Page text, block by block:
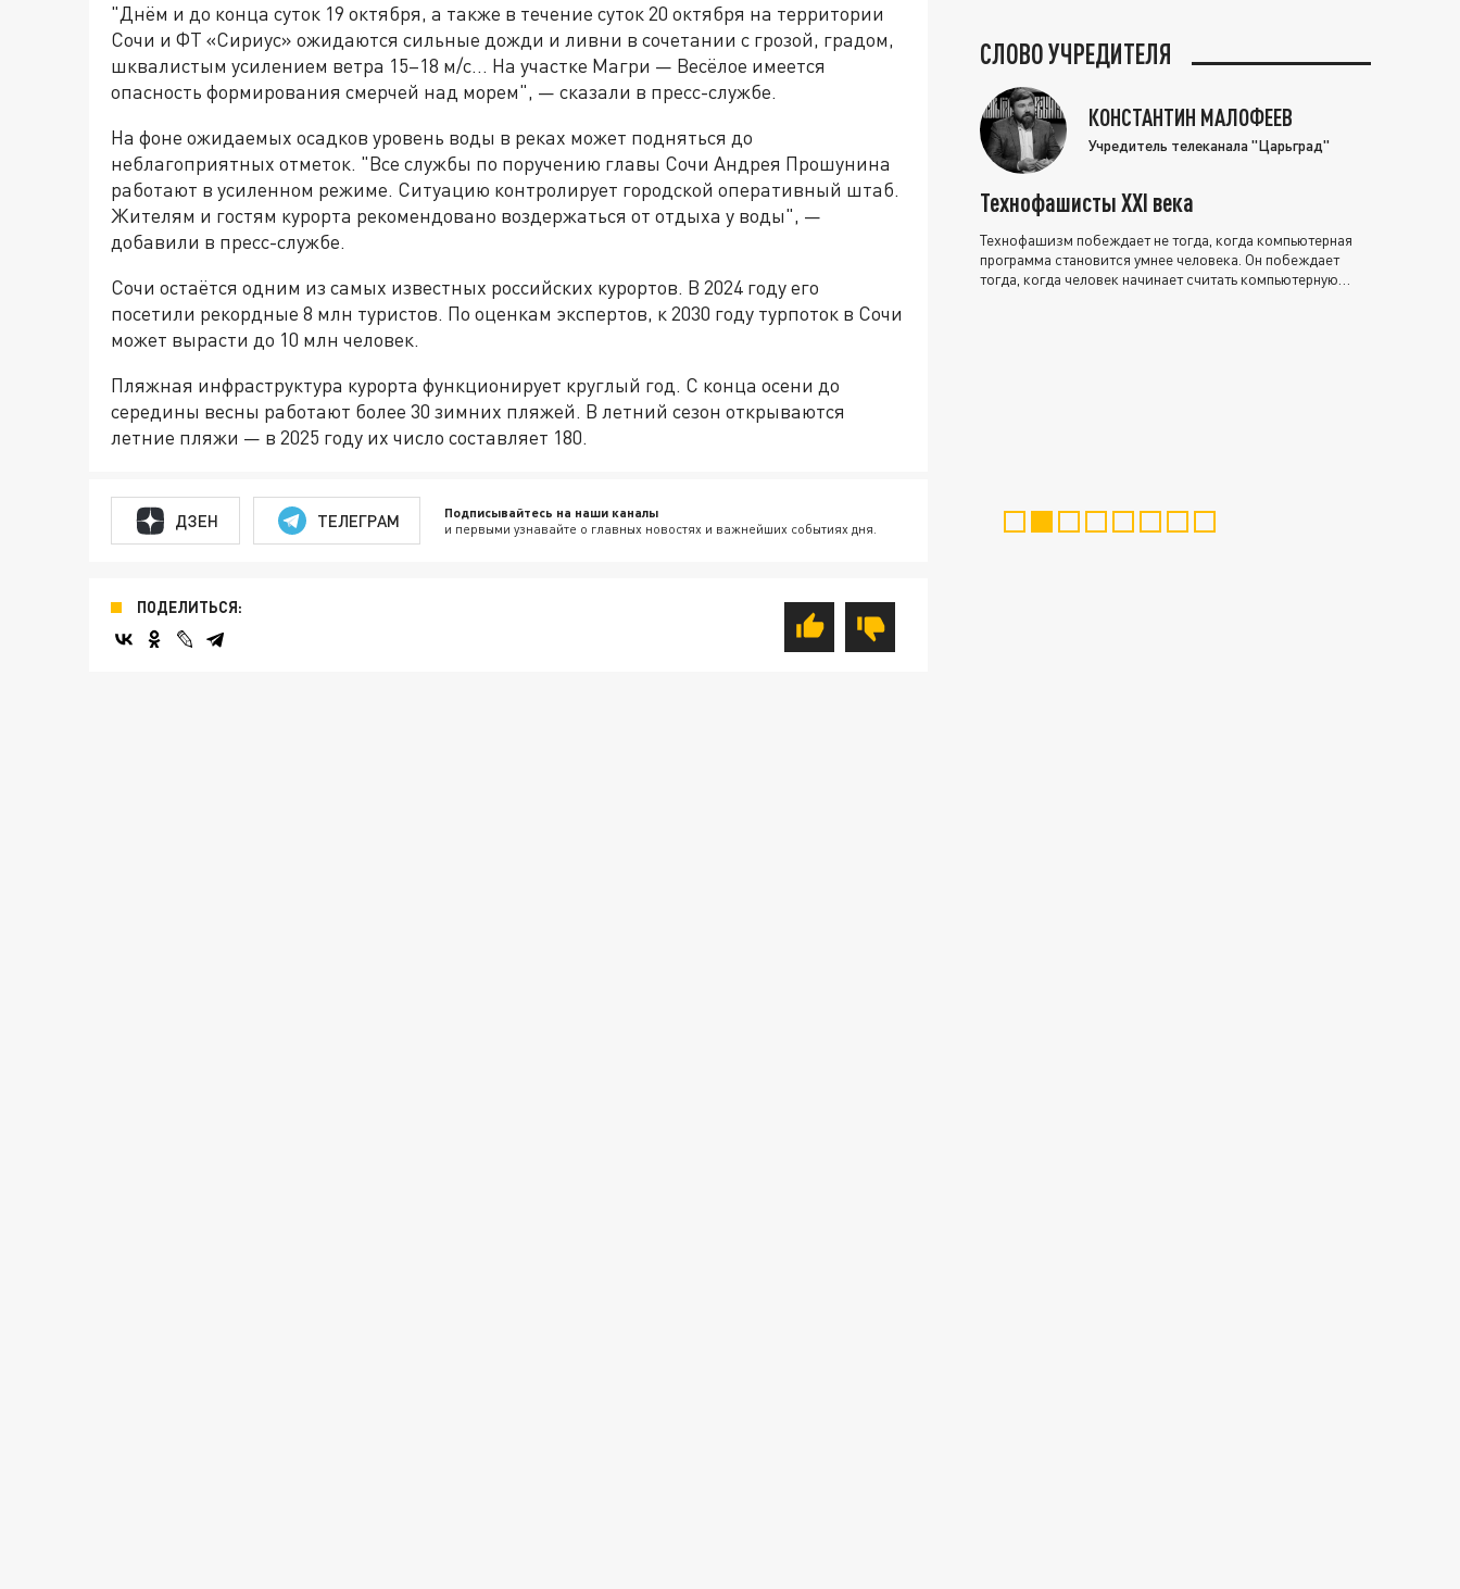
"Днём и до конца суток 19 октября, а также в течение суток 20 октября на территории
Сочи и ФТ «Сириус» ожидаются сильные дожди и ливни в сочетании с грозой, градом,
шквалистым усилением ветра 15–18 м/с... На участке Магри — Весёлое имеется
опасность формирования смерчей над морем", — сказали в пресс-службе.
На фоне ожидаемых осадков уровень воды в реках может подняться до
неблагоприятных отметок. "Все службы по поручению главы Сочи Андрея Прошунина
работают в усиленном режиме. Ситуацию контролирует городской оперативный штаб.
Жителям и гостям курорта рекомендовано воздержаться от отдыха у воды", —
добавили в пресс-службе.
Сочи остаётся одним из самых известных российских курортов. В 2024 году его
посетили рекордные 8 млн туристов. По оценкам экспертов, к 2030 году турпоток в Сочи
может вырасти до 10 млн человек.
Пляжная инфраструктура курорта функционирует круглый год. С конца осени до
середины весны работают более 30 зимних пляжей. В летний сезон открываются
летние пляжи — в 2025 году их число составляет 180.
ДЗЕН ТЕЛЕГРАМ Подписывайтесь на наши каналы
и первыми узнавайте о главных новостях и важнейших событиях дня.
ПОДЕЛИТЬСЯ:
СЛОВО УЧРЕДИТЕЛЯ
КОНСТАНТИН МАЛОФЕЕВ
Учредитель телеканала "Царьград"
Технофашисты XXI века
Технофашизм побеждает не тогда, когда компьютерная
программа становится умнее человека. Он побеждает
тогда, когда человек начинает считать компьютерную